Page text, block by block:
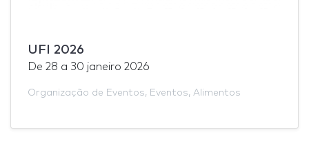
UFI 2026
De 28 a 30 janeiro 2026
Organização de Eventos, Eventos, Alimentos